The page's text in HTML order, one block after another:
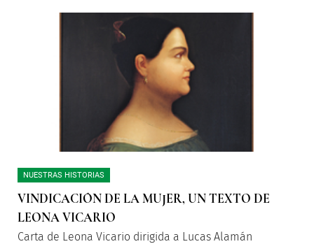
NUESTRAS HISTORIAS
VINDICACIÓN DE LA MUJER, UN TEXTO DE
LEONA VICARIO
Carta de Leona Vicario dirigida a Lucas Alamán